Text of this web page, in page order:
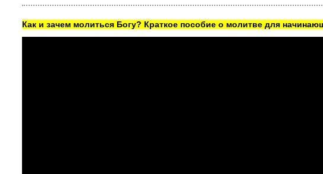
Как и зачем молиться Богу? Краткое пособие о молитве для